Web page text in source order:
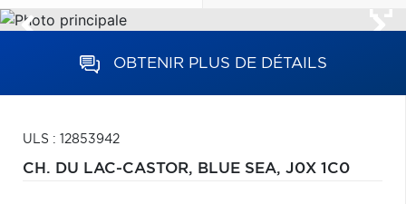
OBTENIR PLUS DE DÉTAILS
ULS : 12853942
CH. DU LAC-CASTOR, BLUE SEA, J0X 1C0